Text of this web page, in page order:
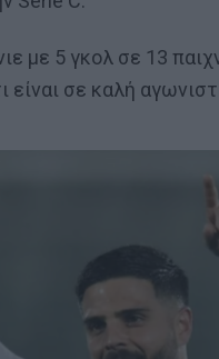
με 5 γκολ σε 13
είναι σε καλή